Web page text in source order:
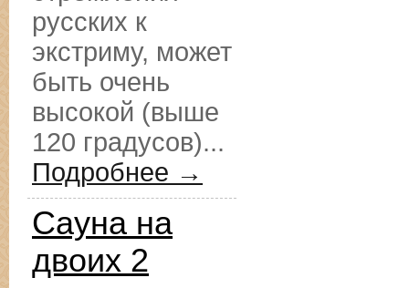
русских к
экстриму, может
быть очень
высокой (выше
120 градусов)...
Подробнее →
Сауна на
двоих 2